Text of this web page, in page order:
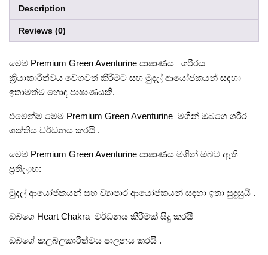
Description
Reviews (0)
මෙම Premium Green Aventurine පාෂාණය ශරීරය
ක්‍රියාකාරීත්වය වේගවත් කිරීමට සහ මුදල් ආයෝජකයන් සඳහා
ඉතාමත්ම හොඳ පාෂාණයකි.
එමෙන්ම මෙම Premium Green Aventurine මගින් ඔබගෙ ශරීර
ශක්තිය වර්ධනය කරයි .
මෙම Premium Green Aventurine පාෂාණය මගින් ඔබට ඇති
ප්‍රතිලාභ:
මුදල් ආයෝජකයන් සහ ව්‍යාපාර ආයෝජකයන් සඳහා ඉතා සුදුසුයි .
ඔබගෙ Heart Chakra වර්ධනය කිරීමක් සිදු කරයි
ඔබගේ කලබලකාරීත්වය පාලනය කරයි .